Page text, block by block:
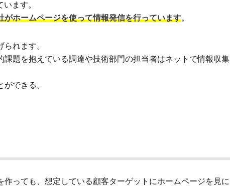
ます。
がホームページを使って情報発信を行っています。
れます。
題を抱えている調達や技術部門の担当者はネットで情報収集
できる。
作っても、想定している顧客ターゲットにホームページを見に